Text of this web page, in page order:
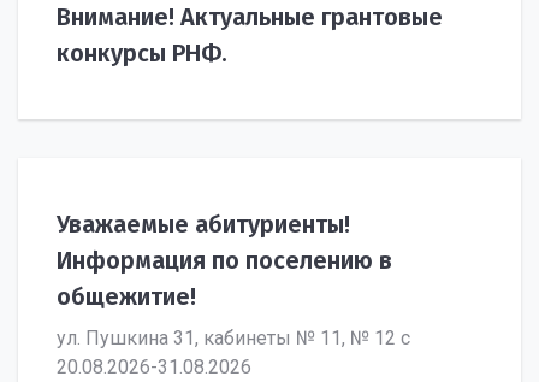
Внимание! Актуальные грантовые
конкурсы РНФ.
Уважаемые абитуриенты!
Информация по поселению в
общежитие!
ул. Пушкина 31, кабинеты № 11, № 12 с
20.08.2026-31.08.2026